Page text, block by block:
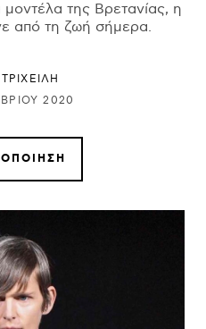
της Βρετανίας, η
από τη ζωή σήμερα.
2020